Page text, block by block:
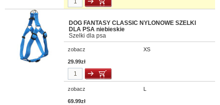
DOG FANTASY CLASSIC NYLONOWE SZELKI
DLA PSA niebieskie
Szelki dla psa
zobacz XS
29.99zł
zobacz L
69.99zł